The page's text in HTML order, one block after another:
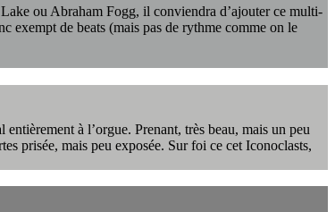
ou Abraham Fogg, il conviendra d’ajouter ce multi-
exempt de beats (mais pas de rythme comme on le
à l’orgue. Prenant, très beau, mais un peu
prisée, mais peu exposée. Sur foi ce cet Iconoclasts,